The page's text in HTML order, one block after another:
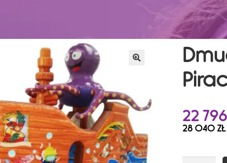
22 796
28 040 ZŁ